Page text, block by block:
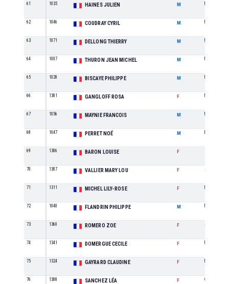
61 1035 HAINES JULIEN M M5
62 1046 COUDRAY CYRIL M M1
63 1071 DELLONG THIERRY M M5
64 1007 THURON JEAN MICHEL M M3
65 1028 BISCAYE PHILIPPE M M4
66 1301 GANGLOFF ROSA F M5
67 1056 MAYNIE FRANCOIS M M0
68 1047 PERRET NOÉ M ES
69 1306 BARON LOUISE F
70 1307 VALLIER MARY LOU F JU
71 1311 MICHEL LILY-ROSE F MI
72 1040 FLANDRIN PHILIPPE M M7
73 1360 ROMERO ZOE F JU
74 1341 DOMERGUE CECILE F M2
75 1324 GAYRARD CLAUDINE F M5
76 1308 SANCHEZ LÉA F CA